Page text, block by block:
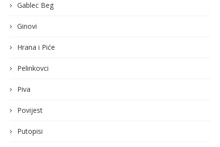
Gablec Beg
Ginovi
Hrana i Piće
Pelinkovci
Piva
Povijest
Putopisi